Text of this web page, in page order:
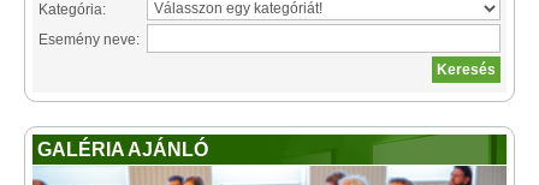
Kategória:
Esemény neve:
GALÉRIA AJÁNLÓ